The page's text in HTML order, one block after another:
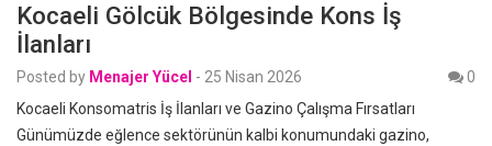
Kocaeli Gölcük Bölgesinde Kons İş
İlanları
Posted by Menajer Yücel - 25 Nisan 2026
0
Kocaeli Konsomatris İş İlanları ve Gazino Çalışma Fırsatları
Günümüzde eğlence sektörünün kalbi konumundaki gazino,